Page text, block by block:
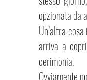
opzionata da
Un’altra
arriva a
cerimonia.
Ovviamente